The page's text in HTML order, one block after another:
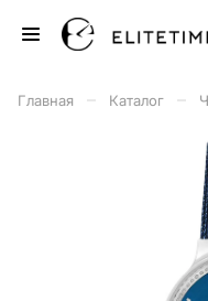
Главная Каталог